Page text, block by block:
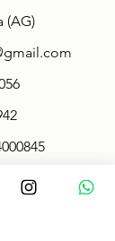
(AG)